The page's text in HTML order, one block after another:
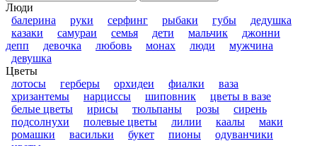
Люди
балерина
руки серфинг рыбаки губы
дедушка
казаки
самураи семья дети мальчик
джонни
депп
девочка любовь монах люди
мужчина
девушка
Цветы
лотосы
герберы орхидеи фиалки
ваза
хризантемы
нарциссы шиповник
цветы в вазе
белые цветы
ирисы тюльпаны розы
сирень
подсолнухи
полевые цветы лилии каалы
маки
ромашки
васильки букет пионы
одуванчики